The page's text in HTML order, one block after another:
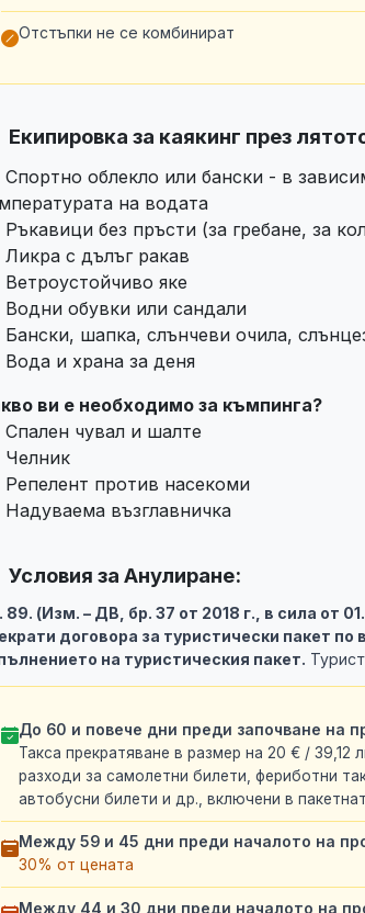
Отстъпки не се комбинират
Екипировка за каякинг през
Спортно облекло или бански - в
на водата
Ръкавици без пръсти (за гребане, за
Ликра с дълъг ракав
Ветроустойчиво яке
Водни обувки или сандали
Бански, шапка, слънчеви очила,
Вода и храна за деня
ви е необходимо за къмпинга?
Спален чувал и шалте
Челник
Репелент против насекоми
Надуваема възглавничка
Условия за Анулиране:
89. (Изм. – ДВ, бр. 37 от 2018 г., в сила от
договора за туристически пакет
на туристическия пакет.
До 60 и повече дни преди започване на
Такса прекратяване в размер на 20 € / 39,12
разходи за самолетни билети, фериботни
автобусни билети и др., включени в
Между 59 и 45 дни преди началото на
30% от цената
Между 44 и 30 дни преди началото на